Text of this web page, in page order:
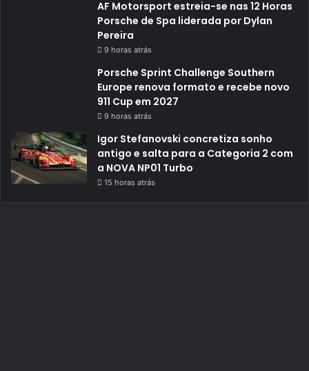
AF Motorsport estreia-se nas 12 Horas
Porsche de Spa liderada por Dylan
Pereira
9 horas atrás
Porsche Sprint Challenge Southern
Europe renova formato e recebe novo
911 Cup em 2027
9 horas atrás
Igor Stefanovski concretiza sonho
antigo e salta para a Categoria 2 com
a NOVA NP01 Turbo
15 horas atrás